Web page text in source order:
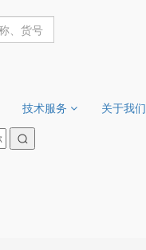
技术服务 关于我们